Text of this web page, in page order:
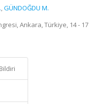
,GÜNDOĞDU M.
Ankara, Türkiye, 14 - 17